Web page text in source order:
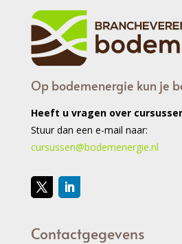
Op bodemenergie kun je
Heeft u vragen over
Stuur dan een e-mail naar:
cursussen@bodemenergie.nl
Contactgegevens